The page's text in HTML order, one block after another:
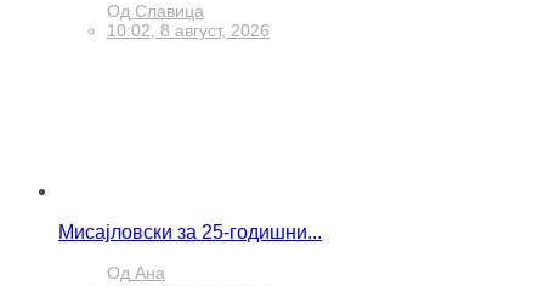
Од Славица
10:02, 8 август, 2026
Мисајловски за 25-годишни...
Од Ана